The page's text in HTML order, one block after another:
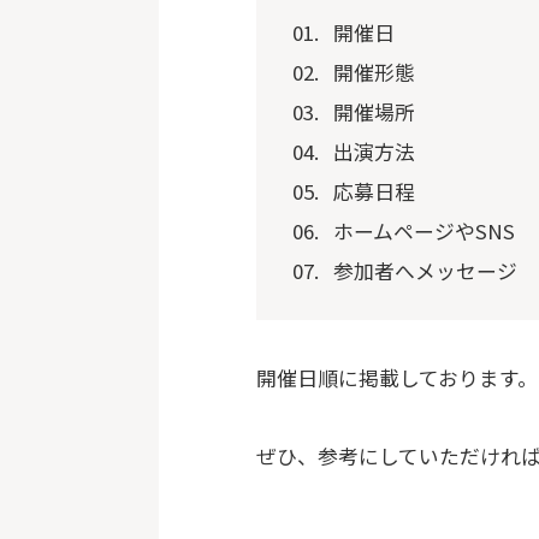
開催日
開催形態
開催場所
出演方法
応募日程
ホームページやSNS
参加者へメッセージ
開催日順に掲載しております。
ぜひ、参考にしていただけれ